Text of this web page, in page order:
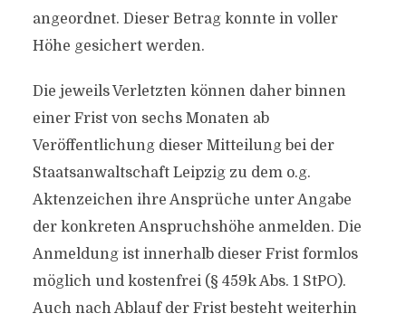
angeordnet. Dieser Betrag konnte in voller
Höhe gesichert werden.
Die jeweils Verletzten können daher binnen
einer Frist von sechs Monaten ab
Veröffentlichung dieser Mitteilung bei der
Staatsanwaltschaft Leipzig zu dem o.g.
Aktenzeichen ihre Ansprüche unter Angabe
der konkreten Anspruchshöhe anmelden. Die
Anmeldung ist innerhalb dieser Frist formlos
möglich und kostenfrei (§ 459k Abs. 1 StPO).
Auch nach Ablauf der Frist besteht weiterhin